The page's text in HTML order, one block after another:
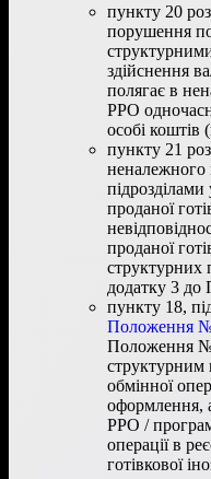
пункту 20
порушення
здійснення
полягає в
РРО
особі коштів
пункту 21
неналежного
підрозділами
проданої
проданої
структурних
додатку 3
пункту 18,
Положення
Положення №
структурним
обмінної
оформлення,
РРО /
операції в
готівкової